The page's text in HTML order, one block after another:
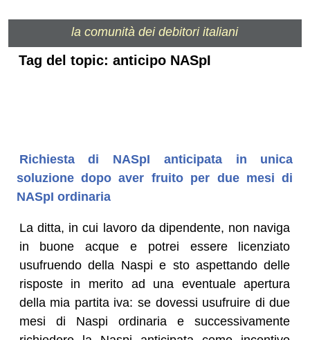
la comunità dei debitori italiani
Tag del topic: anticipo NASpI
Richiesta di NASpI anticipata in unica
soluzione dopo aver fruito per due mesi di
NASpI ordinaria
La ditta, in cui lavoro da dipendente, non naviga
in buone acque e potrei essere licenziato
usufruendo della Naspi e sto aspettando delle
risposte in merito ad una eventuale apertura
della mia partita iva: se dovessi usufruire di due
mesi di Naspi ordinaria e successivamente